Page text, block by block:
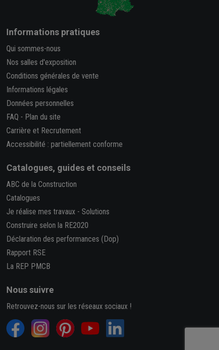
Informations pratiques
Qui sommes-nous
Nos salles d'exposition
Conditions générales de vente
Informations légales
Données personnelles
FAQ - Plan du site
Carrière et Recrutement
Accessibilité : partiellement conforme
Catalogues, guides et conseils
ABC de la Construction
Catalogues
Je réalise mes travaux - Solutions
Construire selon la RE2020
Déclaration des performances (Dop)
Rapport RSE
La REP PMCB
Nous suivre
Retrouvez-nous sur les réseaux sociaux !